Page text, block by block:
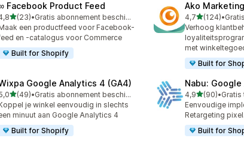
Facebook Product Feed
van 5 sterren
(23)
recensies in totaal
•
Gratis abonnement beschikbaar
een productfeed voor Facebook-
en -catalogus voor Commerce
Built for Shopify
Ako
4,7van 5 sterren
(124)
124 recensies in
•
Verhoog
met
Built for
Google Analytics 4 (GA4)
van 5 sterren
(49)
recensies in totaal
•
Gratis abonnement beschikbaar
je winkel eenvoudig in slechts
minuut aan Google Analytics 4
Built for Shopify
Nabu:
4,9van 5 sterren
(90)
90 recensies in
•Gratis
Eenvoudige
Retargeting pixel.
Built for